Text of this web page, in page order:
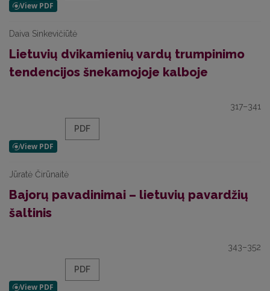
Daiva Sinkevičiūtė
Lietuvių dvikamienių vardų trumpinimo
tendencijos šnekamojoje kalboje
317–341
PDF
Jūratė Čirūnaitė
Bajorų pavadinimai – lietuvių pavardžių
šaltinis
343–352
PDF